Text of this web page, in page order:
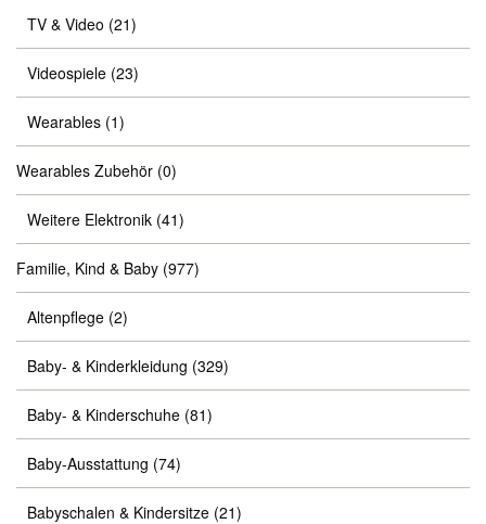
TV & Video (21)
Videospiele (23)
Wearables (1)
Wearables Zubehör (0)
Weitere Elektronik (41)
Familie, Kind & Baby (977)
Altenpflege (2)
Baby- & Kinderkleidung (329)
Baby- & Kinderschuhe (81)
Baby-Ausstattung (74)
Babyschalen & Kindersitze (21)